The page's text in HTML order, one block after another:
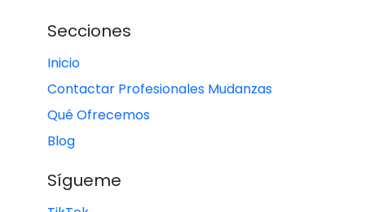
Secciones
Inicio
Contactar Profesionales Mudanzas
Qué Ofrecemos
Blog
Sígueme